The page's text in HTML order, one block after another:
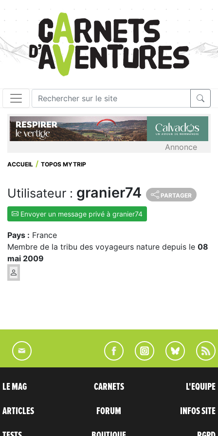
Annonce
ACCUEIL TOPOS MYTRIP
Utilisateur : granier74 PARTAGER
Envoyer un message privé à granier74
Pays : France
Membre de la tribu des voyageurs nature depuis le 08
mai 2009
LE MAG
ARTICLES
CARNETS
FORUM
L'EQUIPE
INFOS SITE